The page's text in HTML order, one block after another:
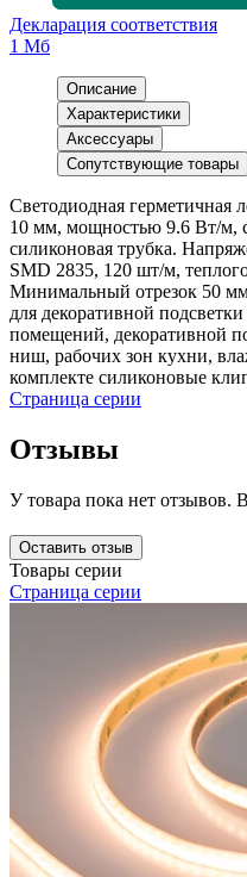
Декларация соответствия
1 Мб
Описание
Характеристики
Аксессуары
Сопутствующие товары
Светодиодная герметичная
10 мм, мощностью 9.6 Вт/м,
силиконовая трубка.
SMD 2835, 120 шт/м,
Минимальный отрезок 50
для декоративной
помещений, декоративной
ниш, рабочих зон кухни,
комплекте силиконовые
Страница серии
Отзывы
У товара пока нет отзывов.
Оставить отзыв
Товары серии
Страница серии